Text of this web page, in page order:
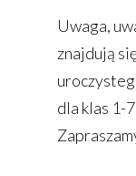
Uwaga,
znajdują
dla klas 1-